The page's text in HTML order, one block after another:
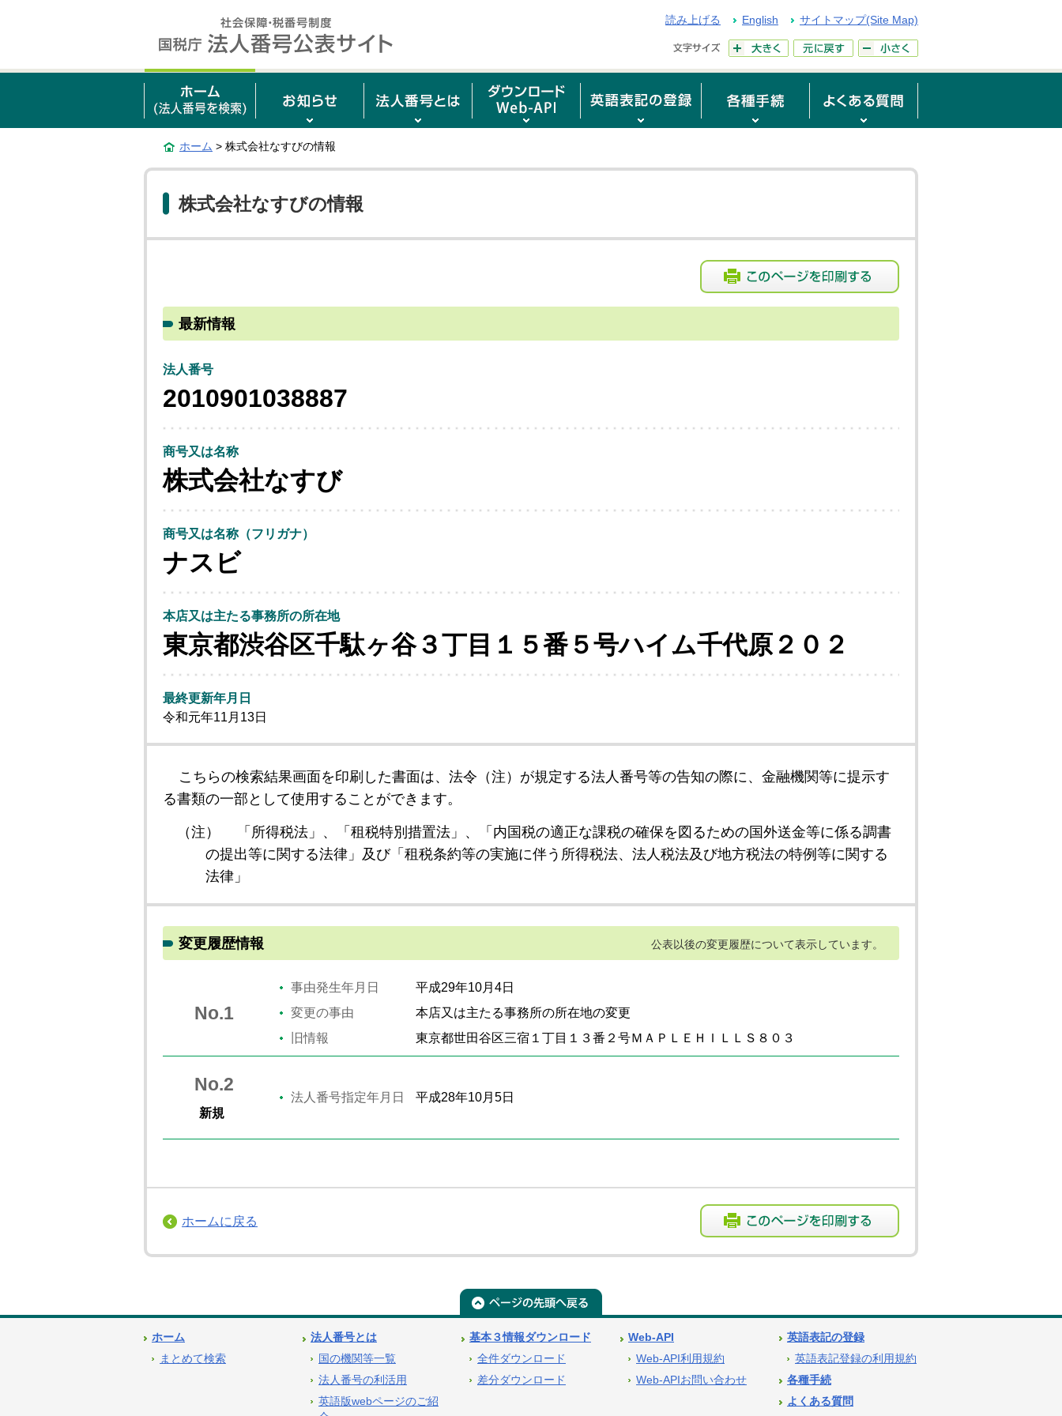
読み上げる English サイトマップ(Site Map)
ホーム > 株式会社なすびの情報
株式会社なすびの情報
最新情報
法人番号
2010901038887
商号又は名称
株式会社なすび
商号又は名称（フリガナ）
ナスビ
本店又は主たる事務所の所在地
東京都渋谷区千駄ヶ谷３丁目１５番５号ハイム千代原２０２
最終更新年月日
令和元年11月13日
こちらの検索結果画面を印刷した書面は、法令（注）が規定する法人番号等の告知の際に、金融機関等に提示す
る書類の一部として使用することができます。
（注）
「所得税法」、「租税特別措置法」、「内国税の適正な課税の確保を図るための国外送金等に係る調書
の提出等に関する法律」及び「租税条約等の実施に伴う所得税法、法人税法及び地方税法の特例等に関する
法律」
変更履歴情報 公表以後の変更履歴について表示しています。
No.1
事由発生年月日
平成29年10月4日
変更の事由
本店又は主たる事務所の所在地の変更
旧情報
東京都世田谷区三宿１丁目１３番２号ＭＡＰＬＥＨＩＬＬＳ８０３
No.2
新規
法人番号指定年月日 平成28年10月5日
ホームに戻る
ホーム
まとめて検索
法人番号とは
国の機関等一覧
法人番号の利活用
英語版webページのご紹
基本３情報ダウンロード
全件ダウンロード
差分ダウンロード
Web-API
Web-API利用規約
Web-APIお問い合わせ
英語表記の登録
英語表記登録の利用規約
各種手続
よくある質問